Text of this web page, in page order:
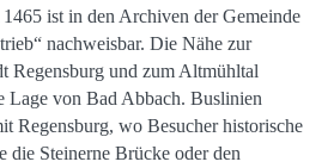
ist in den Archiven der Gemeinde
nachweisbar. Die Nähe zur
Regensburg und zum Altmühltal
Lage von Bad Abbach. Buslinien
Regensburg, wo Besucher historische
die Steinerne Brücke oder den